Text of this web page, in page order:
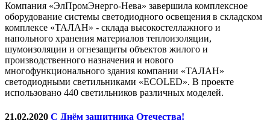
Компания «ЭлПромЭнерго-Нева» завершила комплексное
оборудование системы светодиодного освещения в складском
комплексе «ТАЛАН» - склада высокостеллажного и
напольного хранения материалов теплоизоляции,
шумоизоляции и огнезащиты объектов жилого и
производственного назначения и нового
многофункционального здания компании «ТАЛАН»
светодиодными светильниками «ECOLED». В проекте
использовано 440 светильников различных моделей.
21.02.2020 С Днём защитника Отечества!